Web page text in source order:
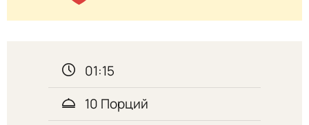
01:15
10 Порций